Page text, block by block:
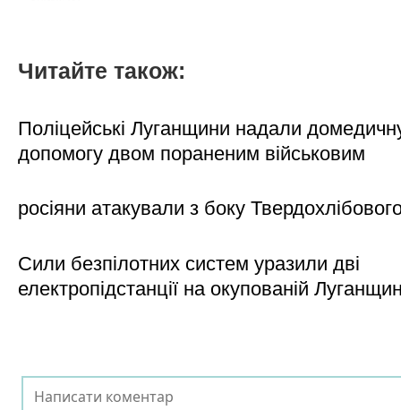
Читайте також:
Поліцейські Луганщини надали
допомогу двом пораненим військовим
росіяни атакували з боку
Сили безпілотних систем уразили дві
електропідстанції на окупованій